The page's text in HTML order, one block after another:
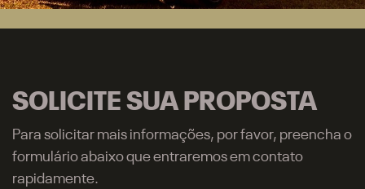
SOLICITE SUA PROPOSTA
Para solicitar mais informações, por favor, preencha o
formulário abaixo que entraremos em contato
rapidamente.